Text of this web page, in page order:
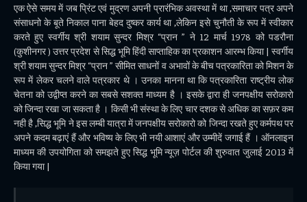
एक ऐसे समय में जब प्रिंट एवं मुद्रण अपनी प्रारंभिक अवस्था में था ,समाचार पत्र अपने
संसाधनो के बूते निकाल पाना बेहद दुष्कर कार्य था ,लेकिन इसे चुनौती के रूप में स्वीकार
करते हुए स्वर्गीय श्री शयाम सुन्दर मिश्र “प्रान ” ने 12 मार्च 1978 को पडरौना
(कुशीनगर ) उत्तर प्रदेश से सिद्ध भूमि हिंदी साप्ताहिक का प्रकाशन आरम्भ किया | स्वर्गीय
श्री शयाम सुन्दर मिश्र “प्रान ” सीमित साधनों व अभावों के बीच पत्रकारिता को मिशन के
रूप में लेकर चलने वाले पत्रकार थे । उनका मानना था कि पत्रकारिता राष्ट्रीय लोक
चेतना को उद्वीप्त करने का सबसे सशक्त माध्यम है । इसके द्वारा ही जनपक्षीय सरोकारो
को जिन्दा रखा जा सकता है । किसी भी संस्था के लिए चार दशक से अधिक का सफ़र कम
नही है ,सिद्ध भूमि ने इस लम्बी यात्रा में जनपक्षीय सरोकारो को जिन्दा रखते हुए कर्मपथ पर
अपने कदम बढ़ाएं हैं और भविष्य के लिए भी नयी आशाएं और उम्मीदें जगाई हैं । ऑनलाइन
माध्यम की उपयोगिता को समझते हुए सिद्ध भूमि न्यूज़ पोर्टल की शुरुवात जुलाई 2013 में
किया गया |